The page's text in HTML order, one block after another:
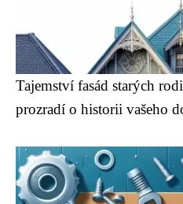
Tajemství fasád starých
prozradí o historii vašeho